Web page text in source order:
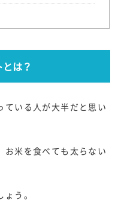
は？
ている人が大半だと思い
お米を食べても太らない
う。